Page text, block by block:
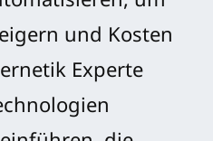
und Kosten
Experte